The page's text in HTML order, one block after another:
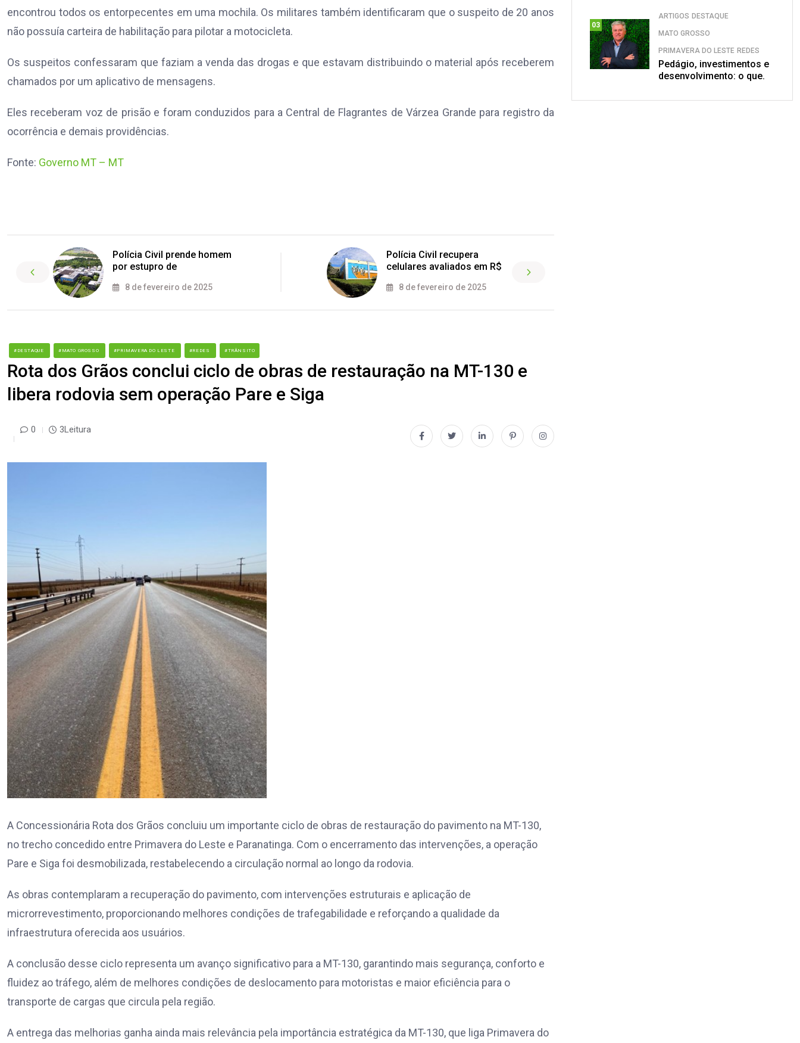
encontrou todos os entorpecentes em uma mochila. Os militares também identificaram que o suspeito de 20 anos
não possuía carteira de habilitação para pilotar a motocicleta.
Os suspeitos confessaram que faziam a venda das drogas e que estavam distribuindo o material após receberem
chamados por um aplicativo de mensagens.
Eles receberam voz de prisão e foram conduzidos para a Central de Flagrantes de Várzea Grande para registro da
ocorrência e demais providências.
Fonte: Governo MT – MT
Polícia Civil prende homem
por estupro de
8 de fevereiro de 2025
Polícia Civil recupera
celulares avaliados em R$
8 de fevereiro de 2025
#DESTAQUE #MATO GROSSO #PRIMAVERA DO LESTE #REDES #TRÂNSITO
Rota dos Grãos conclui ciclo de obras de restauração na MT-130 e
libera rodovia sem operação Pare e Siga
0 3Leitura
A Concessionária Rota dos Grãos concluiu um importante ciclo de obras de restauração do pavimento na MT-130,
no trecho concedido entre Primavera do Leste e Paranatinga. Com o encerramento das intervenções, a operação
Pare e Siga foi desmobilizada, restabelecendo a circulação normal ao longo da rodovia.
As obras contemplaram a recuperação do pavimento, com intervenções estruturais e aplicação de
microrrevestimento, proporcionando melhores condições de trafegabilidade e reforçando a qualidade da
infraestrutura oferecida aos usuários.
A conclusão desse ciclo representa um avanço significativo para a MT-130, garantindo mais segurança, conforto e
fluidez ao tráfego, além de melhores condições de deslocamento para motoristas e maior eficiência para o
transporte de cargas que circula pela região.
A entrega das melhorias ganha ainda mais relevância pela importância estratégica da MT-130, que liga Primavera do
03
ARTIGOS DESTAQUE
MATO GROSSO
PRIMAVERA DO LESTE REDES
Pedágio, investimentos e
desenvolvimento: o que.